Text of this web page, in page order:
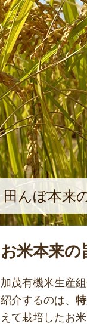
田んぼ本来
お米本来の
加茂有機米生産組
紹介するのは、
えて栽培したお